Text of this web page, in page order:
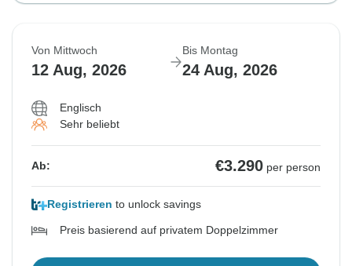
Von Mittwoch
12 Aug, 2026
Bis Montag
24 Aug, 2026
Englisch
Sehr beliebt
Ab: €3.290 per person
Registrieren to unlock savings
Preis basierend auf privatem Doppelzimmer